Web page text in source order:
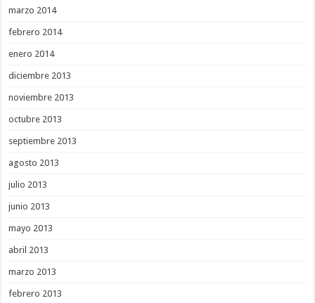
marzo 2014
febrero 2014
enero 2014
diciembre 2013
noviembre 2013
octubre 2013
septiembre 2013
agosto 2013
julio 2013
junio 2013
mayo 2013
abril 2013
marzo 2013
febrero 2013